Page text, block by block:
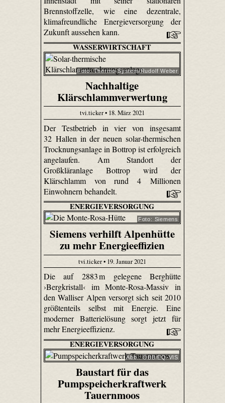
Brennstoffzelle, wie eine dezentrale,
klimafreundliche Energieversorgung der
Zukunft aussehen kann.
WASSERWIRTSCHAFT
Foto: Thermo-System/Rudolf Weber
Nachhaltige
Klärschlammverwertung
tvi.ticker • 18. März 2021
Der Testbetrieb in vier von insgesamt
32 Hallen in der neuen solar-thermischen
Trocknungsanlage in Bottrop ist erfolgreich
angelaufen. Am Standort der
Großkläranlage Bottrop wird der
Klärschlamm von rund 4 Millionen
Einwohnern behandelt.
ENERGIEVERSORGUNG
Foto: Siemens
Siemens verhilft Alpenhütte
zu mehr Energieeffizien
tvi.ticker • 19. Januar 2021
Die auf 2883 m gelegene Berghütte
›Bergkristall‹ im Monte-Rosa-Massiv in
den Walliser Alpen versorgt sich seit 2010
größtenteils selbst mit Energie. Eine
moderner Batterielösung sorgt jetzt für
mehr Energieeffizienz.
ENERGIEVERSORGUNG
Abb.: ÖBB/EQ-VIS
Baustart für das
Pumpspeicherkraftwerk
Tauernmoos